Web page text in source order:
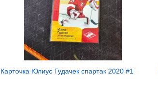
Карточка Юлиус Гудачек спартак 2020 #1